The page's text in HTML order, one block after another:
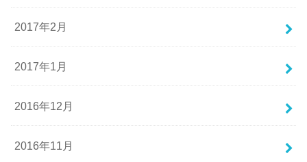
2017年2月
2017年1月
2016年12月
2016年11月